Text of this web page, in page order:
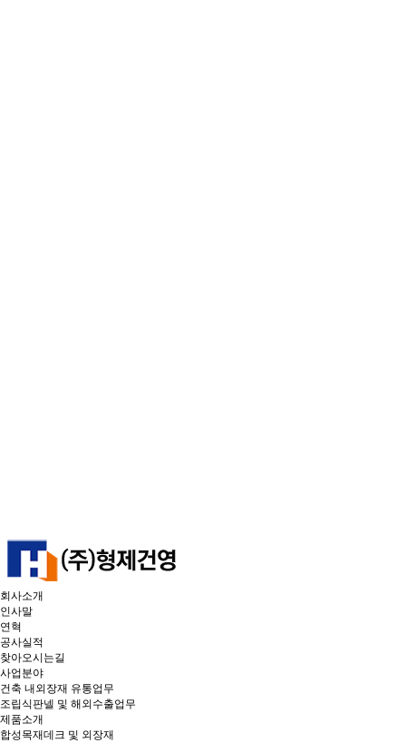
회사소개
인사말
연혁
공사실적
찾아오시는길
사업분야
건축 내외장재 유통업무
조립식판넬 및 해외수출업무
제품소개
합성목재데크 및 외장재